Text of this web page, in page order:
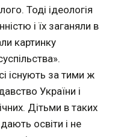
Тоді ідеологія
і їх заганяли в
картинку
існують за тими ж
України і
Дітьми в таких
освіти і не